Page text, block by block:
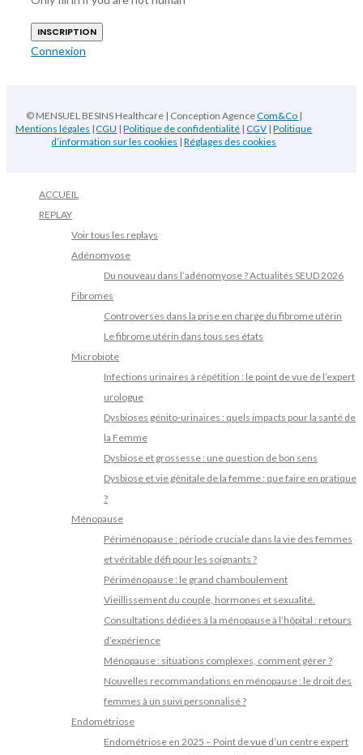
Connexion
© MENSUEL BESINS Healthcare | Conception AgenceCom&Co |
Mentions légales |CGU |Politique de confidentialité |CGV |Politique
d’information sur les cookies |Réglages des cookies
ACCUEIL
REPLAY
Voir tous les replays
Adénomyose
Du nouveau dans l’adénomyose ? Actualités SEUD 2026
Fibromes
Controverses dans la prise en charge du fibrome utérin
Le fibrome utérin dans tous ses états
Microbiote
Infections urinaires à répétition : le point de vue de l’expert
urologue
Dysbioses génito-urinaires : quels impacts pour la santé de
la Femme
Dysbiose et grossesse : une question de bon sens
Dysbiose et vie génitale de la femme : que faire en pratique
?
Ménopause
Périménopause : période cruciale dans la vie des femmes
et véritable défi pour les soignants ?
Périménopause : le grand chamboulement
Vieillissement du couple, hormones et sexualité.
Consultations dédiées à la ménopause à l’hôpital : retours
d’expérience
Ménopause : situations complexes, comment gérer ?
Nouvelles recommandations en ménopause : le droit des
femmes à un suivi personnalisé ?
Endométriose
Endométriose en 2025 – Point de vue d’un centre expert